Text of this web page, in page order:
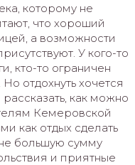
которому не
что хороший
а возможности
У кого-то
кто-то ограничен
отдохнуть хочется
как можно
Кемеровской
как отдых сделать
большую сумму
и приятные